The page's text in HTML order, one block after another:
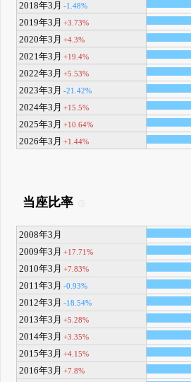
2018年3月 -1.48%
2019年3月 +3.73%
2020年3月 +4.3%
2021年3月 +19.4%
2022年3月 +5.53%
2023年3月 -21.42%
2024年3月 +15.5%
2025年3月 +10.64%
2026年3月 +1.44%
当座比率
2008年3月
2009年3月 +17.71%
2010年3月 +7.83%
2011年3月 -0.93%
2012年3月 -18.54%
2013年3月 +5.28%
2014年3月 +3.35%
2015年3月 +4.15%
2016年3月 +7.8%